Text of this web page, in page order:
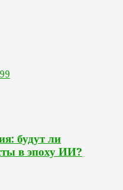
будут ли
в эпоху ИИ?